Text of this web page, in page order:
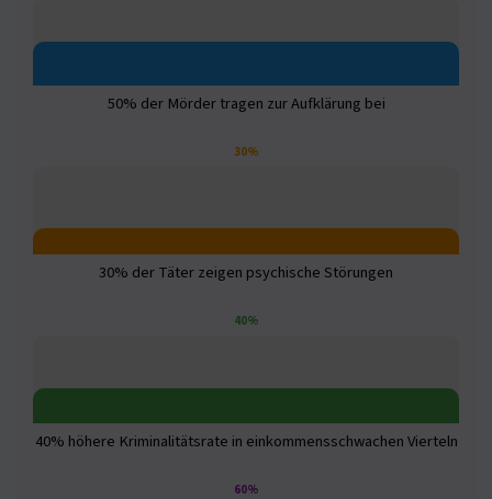
50% der Mörder tragen zur Aufklärung bei
30%
30% der Täter zeigen psychische Störungen
40%
40% höhere Kriminalitätsrate in einkommensschwachen Vierteln
60%